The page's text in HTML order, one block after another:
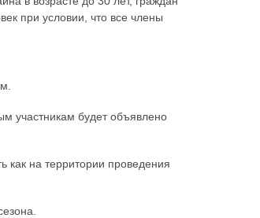
при условии, что все члены
участникам будет объявлено
как на территории проведения